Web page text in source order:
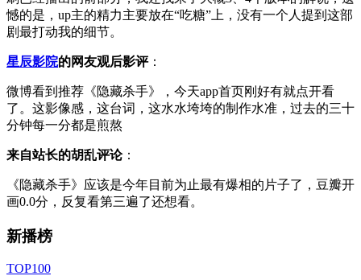
憾的是，up主的精力主要放在“吃糖”上，没有一个人提到这部
剧最打动我的细节。
星辰影院的网友观后影评：
微博看到推荐《隐藏杀手》，今天app首页刚好有就点开看
了。这影像感，这台词，这水水垮垮的制作水准，过去的三十
分钟每一分都是煎熬
来自站长的胡乱评论：
《隐藏杀手》应该是今年目前为止最有爆相的片子了，豆瓣开
画0.0分，反复看第三遍了还想看。
新播榜
TOP100